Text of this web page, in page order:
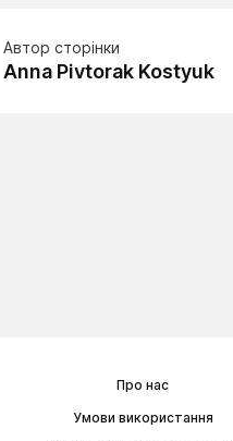
Автор сторінки
Anna Pivtorak Kostyuk
Про нас
Умови використання